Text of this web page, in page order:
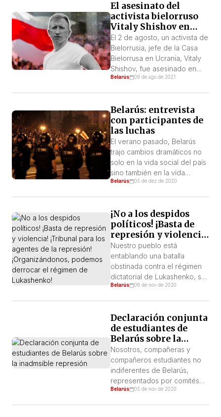
El asesinato del
activista bielorruso
Vitaly Shishov en
Ucrania y la lucha de
las revoluciones
ucraniana y
bielorrusa contra las
dictaduras de Putin y
El 2 de agosto, un activista de
Bielorrusia, jefe de la Casa
Bielorrusa en Ucrania, Vitaly
Shishov, fue asesinado en
Kiev, la capital de Ucrania.
represiones de la dictadura.
En Ucrania, ayudó a otros
bielorrusos que también huían
de la persecución del
régimen de Lukashenko, y
facilitó […]
Belarús 09 de ago de 2021
Belarús: entrevista
con participantes de
las luchas
El verano pasado, Belarús
trajo cambios dramáticos no
solo en la vida social del país
sino también en la vida
personal de los bielorrusos
estudiantes de la Universidad
de Medicina (Katya y Lena) y
de la Universidad de
Informática y Radioelectrónica
(Ana y Vassiliy) sobre dónde y
cómo […]
Belarús 05 de dez de 2020
¡No a los despidos
políticos! ¡Basta de
represión y violencia!
¡Tribunal para los
agentes de la
represión!
¡Organizándonos,
podemos derrocar el
Nuestro pueblo está
entablando una batalla
obstinada contra el régimen
dictatorial de Lukashenko, sus
órganos represivos, y sus
la figura de sus
administraciones. En los
últimos días, estudiantes y
profesores universitarios,
junto con graduados,
mostraron su capacidad de
transformar las universidades
en focos de lucha, defender
Belarús 09 de nov de 2020
Declaración conjunta
de estudiantes de
Belarús sobre la
inadmsible represión
Nosotros, compañeras y
compañeros estudiantes no
indiferentes de Belarús,
representados por comités
de huelga y grupos de
Belarús 05 de nov de 2020